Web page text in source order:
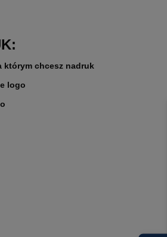
którym chcesz nadruk
logo